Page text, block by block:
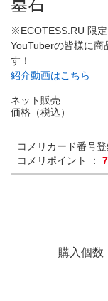
※ECOTESS.RU 限
YouTuberの皆様に商
す！
紹介動画はこちら
ネット販売
価格（税込）
コメリカード番号
コメリポイント ：
購入個数